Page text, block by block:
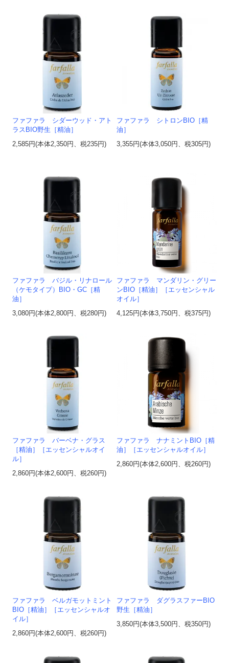
ファファラ シダーウッド・アト
ラスBIO野生［精油］
2,585円(本体2,350円、税235円)
ファファラ シトロンBIO［精
油］
3,355円(本体3,050円、税305円)
ファファラ バジル・リナロール
（ケモタイプ）BIO・GC［精
油］
3,080円(本体2,800円、税280円)
ファファラ マンダリン・グリー
ンBIO［精油］［エッセンシャル
オイル］
4,125円(本体3,750円、税375円)
ファファラ バーベナ・グラス
［精油］［エッセンシャルオイ
ル］
2,860円(本体2,600円、税260円)
ファファラ ナナミントBIO［精
油］［エッセンシャルオイル］
2,860円(本体2,600円、税260円)
ファファラ ベルガモットミント
BIO［精油］［エッセンシャルオ
イル］
2,860円(本体2,600円、税260円)
ファファラ ダグラスファーBIO
野生［精油］
3,850円(本体3,500円、税350円)